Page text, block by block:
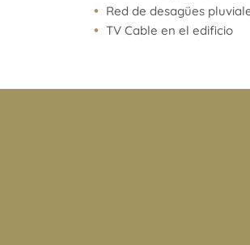
El edificio combina diseño,
Red de desagües
TV Cable en el edificio